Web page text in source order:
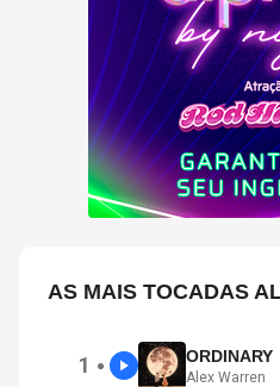
AS MAIS TOCADAS
1 ● ORDINARY
Alex Warren